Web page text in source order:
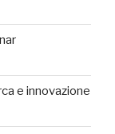
e innovazione